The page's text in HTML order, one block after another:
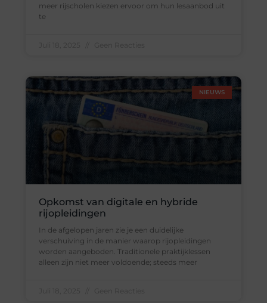
meer rijscholen kiezen ervoor om hun lesaanbod uit
te
NIEUWS
Opkomst van digitale en hybride
rijopleidingen
In de afgelopen jaren zie je een duidelijke
verschuiving in de manier waarop rijopleidingen
worden aangeboden. Traditionele praktijklessen
alleen zijn niet meer voldoende; steeds meer